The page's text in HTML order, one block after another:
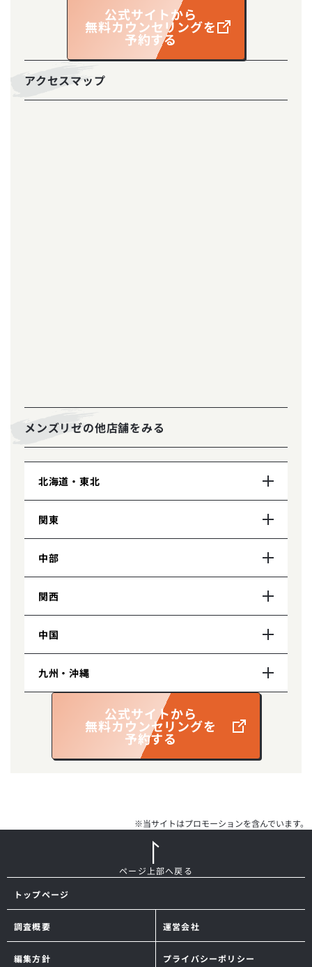
公式サイトから
無料カウンセリングを
予約する
アクセスマップ
メンズリゼの他店舗をみる
北海道・東北
北海道
青森県
八戸院（提携院）
岩手県
宮城県
仙台院
福島県
いわき院（提携院）
郡山院（提携院）
関東
埼玉県
千葉県
千葉院
東京都
新宿南口院
渋谷院
池袋院
神奈川県
川崎院
中部
新潟県
静岡県
静岡院
愛知県
名古屋栄院
名古屋駅前院
関西
京都府
京都河原町院
大阪府
大阪梅田院
心斎橋院
中国
広島県
九州・沖縄
公式サイトから
無料カウンセリングを
予約する
※当サイトはプロモーションを含んでいます。
ページ上部へ戻る
トップページ
調査概要 運営会社
編集方針 プライバシーポリシー